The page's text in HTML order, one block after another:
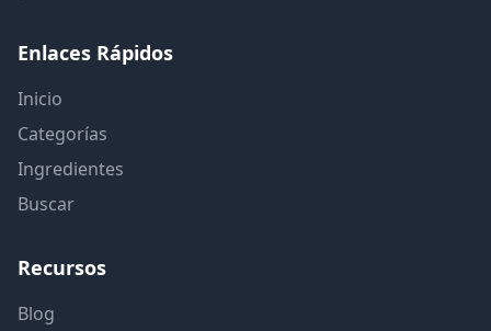
Enlaces Rápidos
Inicio
Categorías
Ingredientes
Buscar
Recursos
Blog